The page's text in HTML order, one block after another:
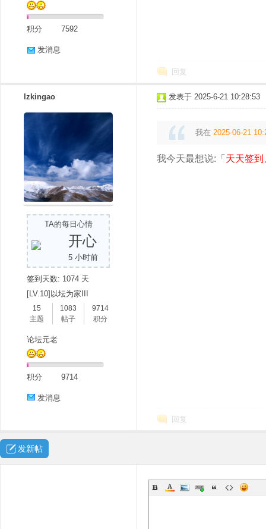
积分 7592
发消息
回复
lzkingao
TA的每日心情
开心
5 小时前
签到天数: 1074 天
[LV.10]以坛为家III
15
主题
1083
帖子
9714
积分
论坛元老
积分 9714
发消息
发表于 2025-6-21 10:28:53
我在 2025-06-21
我今天最想说:「 天天签
回复
发新帖